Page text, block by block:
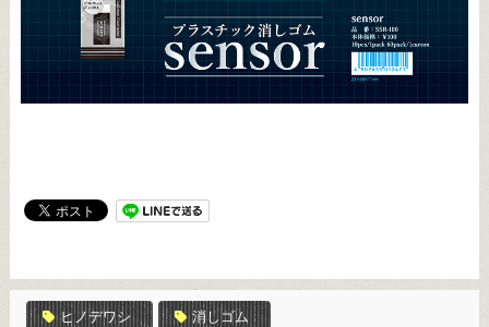
ヒノデワシ 消しゴム